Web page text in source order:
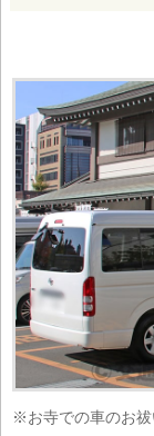
※お寺での車のお祓